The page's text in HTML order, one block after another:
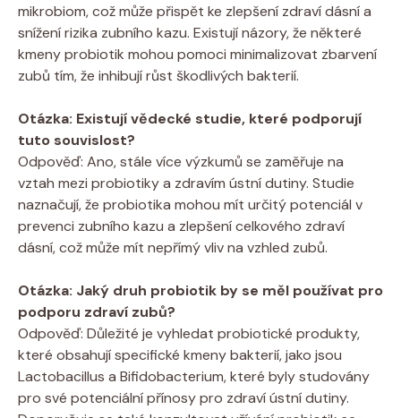
mikrobiom, což může přispět ke zlepšení zdraví dásní a
snížení rizika zubního kazu. Existují názory, že některé
kmeny probiotik mohou pomoci minimalizovat zbarvení
zubů tím, že inhibují růst škodlivých bakterií.
Otázka: Existují vědecké studie, které podporují
tuto souvislost?
Odpověď: Ano, stále více výzkumů se zaměřuje na
vztah mezi probiotiky a zdravím ústní dutiny. Studie
naznačují, že probiotika mohou mít určitý potenciál v
prevenci zubního kazu a zlepšení celkového zdraví
dásní, což může mít nepřímý vliv na vzhled zubů.
Otázka: Jaký druh probiotik by se měl používat pro
podporu zdraví zubů?
Odpověď: Důležité je vyhledat probiotické produkty,
které obsahují specifické kmeny bakterií, jako jsou
Lactobacillus a Bifidobacterium, které byly studovány
pro své potenciální přínosy pro zdraví ústní dutiny.